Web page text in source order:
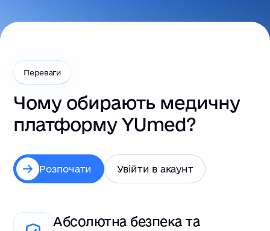
Переваги
Чому обирають медичну
платформу YUmed?
Розпочати Увійти в акаунт
Абсолютна безпека та